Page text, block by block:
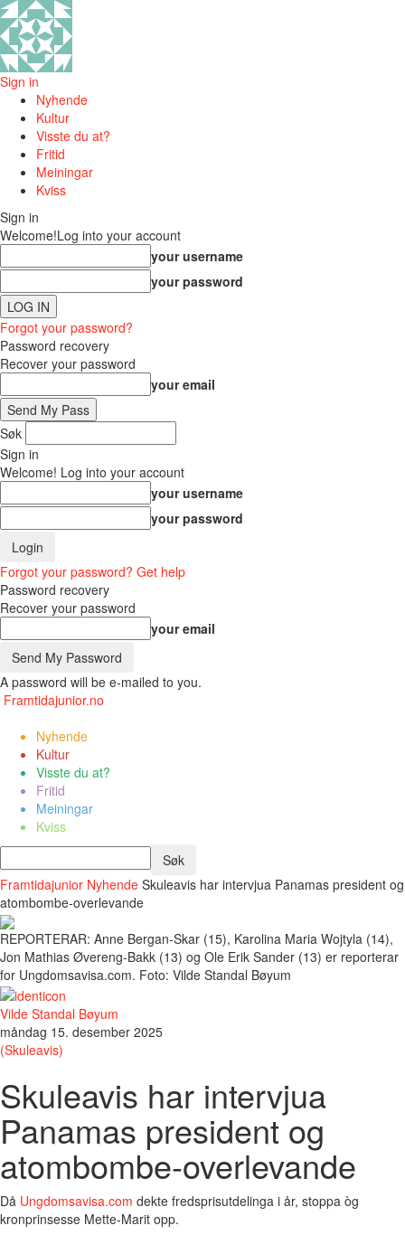
Sign in
Nyhende
Kultur
Visste du at?
Fritid
Meiningar
Kviss
Sign in
Welcome!Log into your account
your username
your password
Forgot your password?
Password recovery
Recover your password
your email
Søk
Sign in
Welcome! Log into your account
your username
your password
Forgot your password? Get help
Password recovery
Recover your password
your email
A password will be e-mailed to you.
Framtidajunior.no
Nyhende
Kultur
Visste du at?
Fritid
Meiningar
Kviss
Framtidajunior Nyhende Skuleavis har intervjua Panamas president og
atombombe-overlevande
REPORTERAR: Anne Bergan-Skar (15), Karolina Maria Wojtyla (14),
Jon Mathias Øvereng-Bakk (13) og Ole Erik Sander (13) er reporterar
for Ungdomsavisa.com. Foto: Vilde Standal Bøyum
Vilde Standal Bøyum
måndag 15. desember 2025
(Skuleavis)
Skuleavis har intervjua
Panamas president og
atombombe-overlevande
Då Ungdomsavisa.com dekte fredsprisutdelinga i år, stoppa òg
kronprinsesse Mette-Marit opp.